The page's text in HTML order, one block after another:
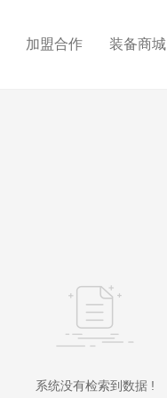
加盟合作 装备商城
系统没有检索到数据 !